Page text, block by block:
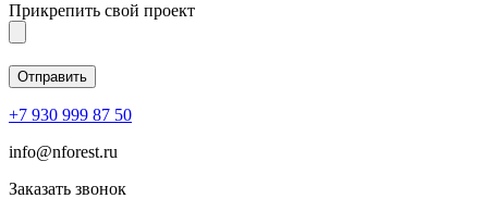
Прикрепить свой проект
+7 930 999 87 50
info@nforest.ru
Заказать звонок